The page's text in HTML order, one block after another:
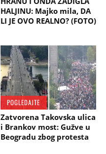
HALJINU: Majko mila, DA
LI JE OVO REALNO? (FOTO)
POGLEDAJTE
Zatvorena Takovska ulica
i Brankov most: Gužve u
Beogradu zbog protesta